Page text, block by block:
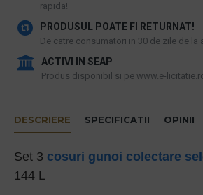
rapida!
PRODUSUL POATE FI RETURNAT!
De catre consumatori in 30 de zile de la
ACTIVI IN SEAP
Produs disponibil si pe www.e-
DESCRIERE SPECIFICATII OPINII
Set 3 cosuri gunoi colectare
144 L